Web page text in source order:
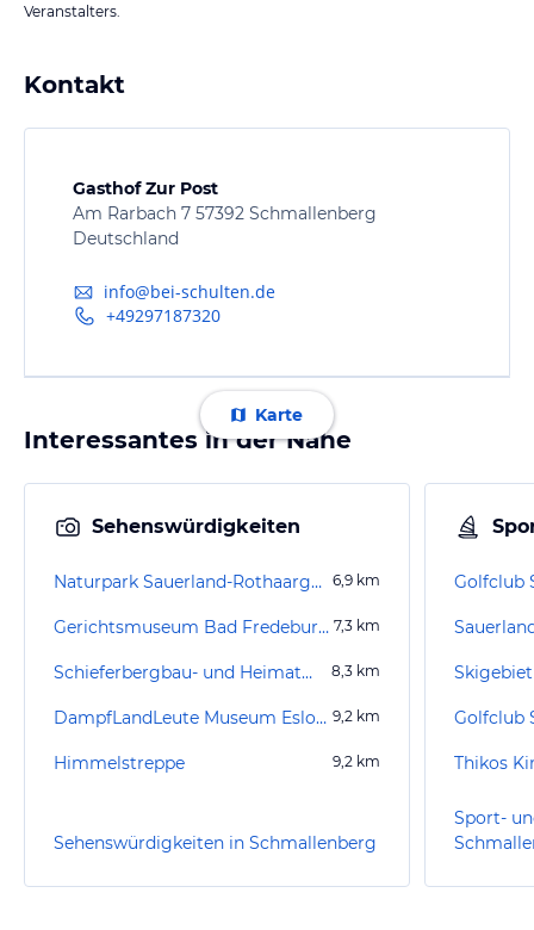
Veranstalters.
Kontakt
Gasthof Zur Post
Am Rarbach 7 57392 Schmallenberg
Deutschland
info@bei-schulten.de
+49297187320
Karte
Interessantes in der Nähe
Sehenswürdigkeiten
Naturpark Sauerland-Rothaargebirge 6,9 km
Gerichtsmuseum Bad Fredeburg 7,3 km
Schieferbergbau- und Heimatmuseum 8,3 km
DampfLandLeute Museum Eslohe 9,2 km
Himmelstreppe 9,2 km
Sehenswürdigkeiten in Schmallenberg
Golfclub
Golfclub
Thikos
Sport-